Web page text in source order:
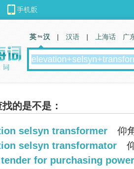
的是不是：
selsyn transformer
仰
selsyn transformator
for purchasing
英 汉 | 汉语 | 上海话 广